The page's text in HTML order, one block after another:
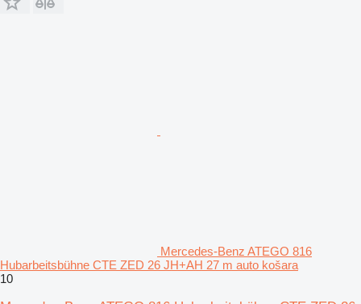
Mercedes-Benz ATEGO 816
Hubarbeitsbühne CTE ZED 26 JH+AH 27 m auto košara
10